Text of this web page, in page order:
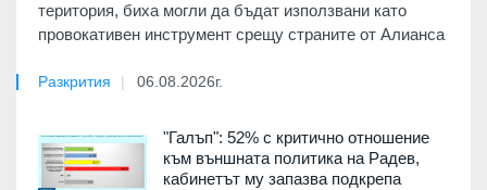
територия, биха могли да бъдат използвани като
провокативен инструмент срещу страните от Алианса
Разкрития 06.08.2026г.
"Галъп": 52% с критично отношение
към външната политика на Радев,
кабинетът му запазва подкрепа